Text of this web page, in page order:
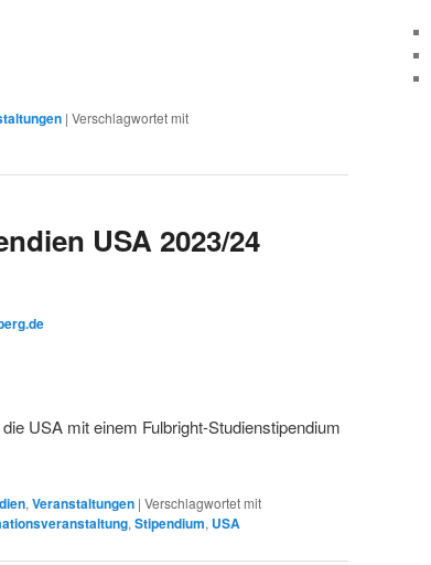
| Verschlagwortet mit
USA 2023/24
USA mit einem Fulbright-Studienstipendium
, Veranstaltungen | Verschlagwortet mit
, Stipendium, USA